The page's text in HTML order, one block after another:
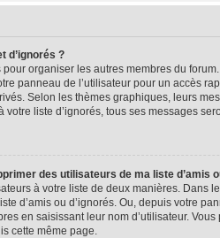
d’ignorés ?
organiser les autres membres du
panneau de l’utilisateur pour un accès
Selon les thèmes graphiques, leurs
votre liste d’ignorés, tous ses messages
des utilisateurs de ma liste d’amis
à votre liste de deux manières. Dans
d’amis ou d’ignorés. Ou, depuis votre
en saisissant leur nom d’utilisateur.
cette même page.